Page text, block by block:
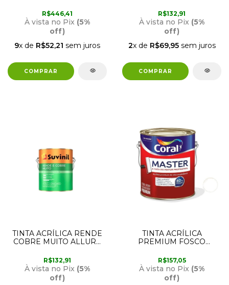
SUVINIL
R$446,41
À vista no Pix (5%
off)
9x de R$52,21 sem juros
SUVINIL
R$132,91
À vista no Pix (5%
off)
2x de R$69,95sem juros
TINTA ACRÍLICA RENDE
COBRE MUITO ALLURE
R$132,91
À vista no Pix (5%
off)
TINTA ACRÍLICA
PREMIUM FOSCO
MASTER 3,6L CORAL
R$157,05
À vista no Pix (5%
off)